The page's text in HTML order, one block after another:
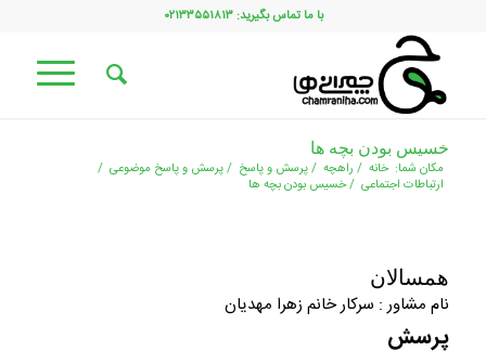
با ما تماس بگیرید: ۰۲۱۳۳۵۵۱۸۱۳
خسیس بودن بچه ها
مکان شما: خانه / راهچه /پرسش و پاسخ /پرسش و پاسخ موضوعی /
ارتباطات اجتماعی /خسیس بودن بچه ها
همسالان
نام مشاور : سرکار خانم زهرا مهدیان
پرسش